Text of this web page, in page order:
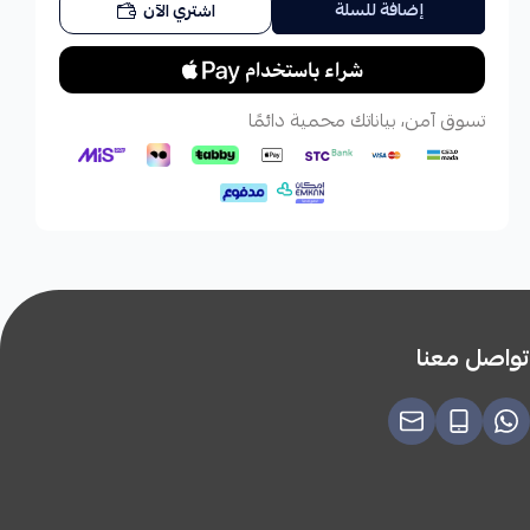
إضافة للسلة اشتري الآن
تسوق آمن، بياناتك محمية دائمًا
تواصل معنا